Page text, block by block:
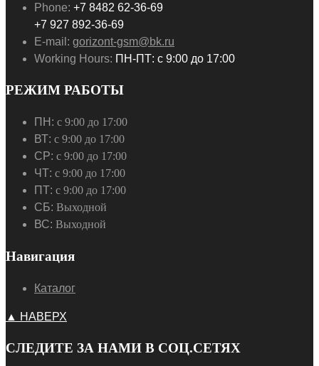
Phone: +7 8482 62-36-69
+7 927 892-36-69
E-mail: gorizont-gsm@bk.ru
Working Hours: ПН-ПТ: с 9:00 до 17:00
РЕЖИМ РАБОТЫ
ПН: с 9:00 до 17:00
ВТ: с 9:00 до 17:00
СР: с 9:00 до 17:00
ЧТ: с 9:00 до 17:00
ПТ: с 9:00 до 17:00
СБ: Выходной
ВС: Выходной
Навигация
Каталог
▲ НАВЕРХ
СЛЕДИТЕ ЗА НАМИ В СОЦ.СЕТЯХ